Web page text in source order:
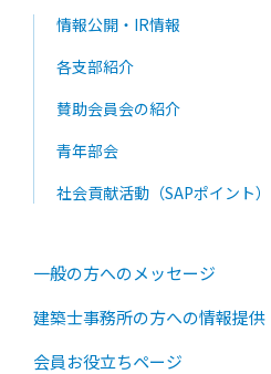
情報公開・IR情報
各支部紹介
賛助会員会の紹介
青年部会
社会貢献活動（SAPポイント）
一般の方へのメッセージ
建築士事務所の方への情報提供
会員お役立ちページ